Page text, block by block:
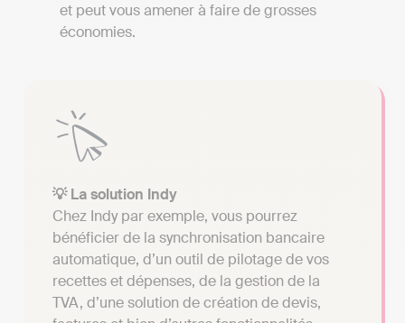
et peut vous amener à faire de grosses
économies.
💡 La solution Indy
Chez Indy par exemple, vous pourrez
bénéficier de la synchronisation bancaire
automatique, d’un outil de pilotage de vos
recettes et dépenses, de la gestion de la
TVA, d’une solution de création de devis,